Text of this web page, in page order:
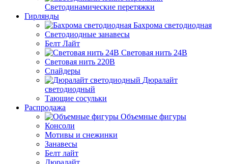
Светодинамические перетяжки
Гирлянды
Бахрома светодиодная
Светодиодные занавесы
Белт Лайт
Световая нить 24В
Световая нить 220В
Спайдеры
Дюралайт
светодиодный
Тающие сосульки
Распродажа
Объемные фигуры
Консоли
Мотивы и снежинки
Занавесы
Белт лайт
Дюралайт